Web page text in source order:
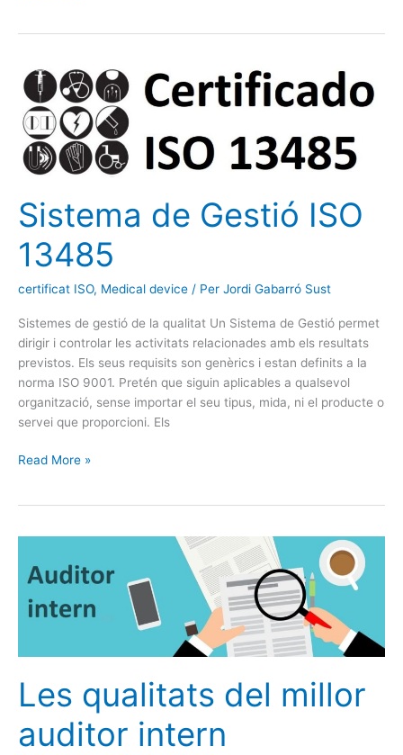
Sistema de Gestió ISO
13485
certificat ISO, Medical device / Per Jordi Gabarró Sust
Sistemes de gestió de la qualitat Un Sistema de Gestió permet
dirigir i controlar les activitats relacionades amb els resultats
previstos. Els seus requisits son genèrics i estan definits a la
norma ISO 9001. Pretén que siguin aplicables a qualsevol
organització, sense importar el seu tipus, mida, ni el producte o
servei que proporcioni. Els
Sistema
de
Gestió
ISO
13485
Read More »
Les qualitats del millor
auditor intern
qualitats
del
millor